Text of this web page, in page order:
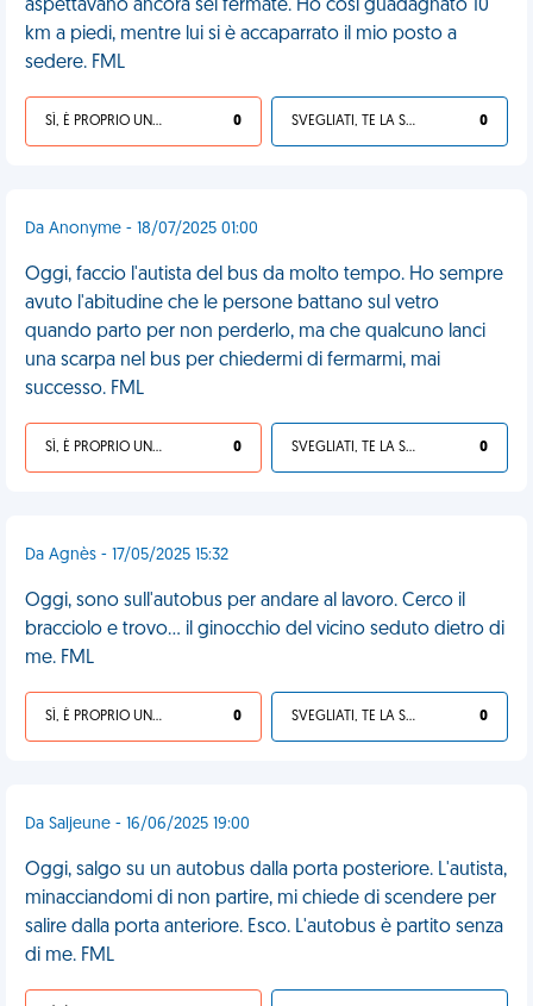
aspettavano ancora sei fermate. Ho così guadagnato 10
km a piedi, mentre lui si è accaparrato il mio posto a
sedere. FML
SÌ, È PROPRIO UNA VDM! 0 SVEGLIATI, TE LA SEI CERCATA! 0
Da Anonyme - 18/07/2025 01:00
Oggi, faccio l'autista del bus da molto tempo. Ho sempre
avuto l'abitudine che le persone battano sul vetro
quando parto per non perderlo, ma che qualcuno lanci
una scarpa nel bus per chiedermi di fermarmi, mai
successo. FML
SÌ, È PROPRIO UNA VDM! 0 SVEGLIATI, TE LA SEI CERCATA! 0
Da Agnès - 17/05/2025 15:32
Oggi, sono sull'autobus per andare al lavoro. Cerco il
bracciolo e trovo... il ginocchio del vicino seduto dietro di
me. FML
SÌ, È PROPRIO UNA VDM! 0 SVEGLIATI, TE LA SEI CERCATA! 0
Da Saljeune - 16/06/2025 19:00
Oggi, salgo su un autobus dalla porta posteriore. L'autista,
minacciandomi di non partire, mi chiede di scendere per
salire dalla porta anteriore. Esco. L'autobus è partito senza
di me. FML